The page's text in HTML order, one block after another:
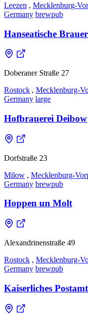
Leezen , Mecklenburg-
Germany brewpub
Hanseatische
Doberaner Straße 27
Rostock , Mecklenburg-
Germany large
Hofbrauerei Deibow
Dorfstraße 23
Milow , Mecklenburg-
Germany brewpub
Hoppen un Molt
Alexandrinenstraße 49
Rostock , Mecklenburg-
Germany brewpub
Kaiserliches Postamt